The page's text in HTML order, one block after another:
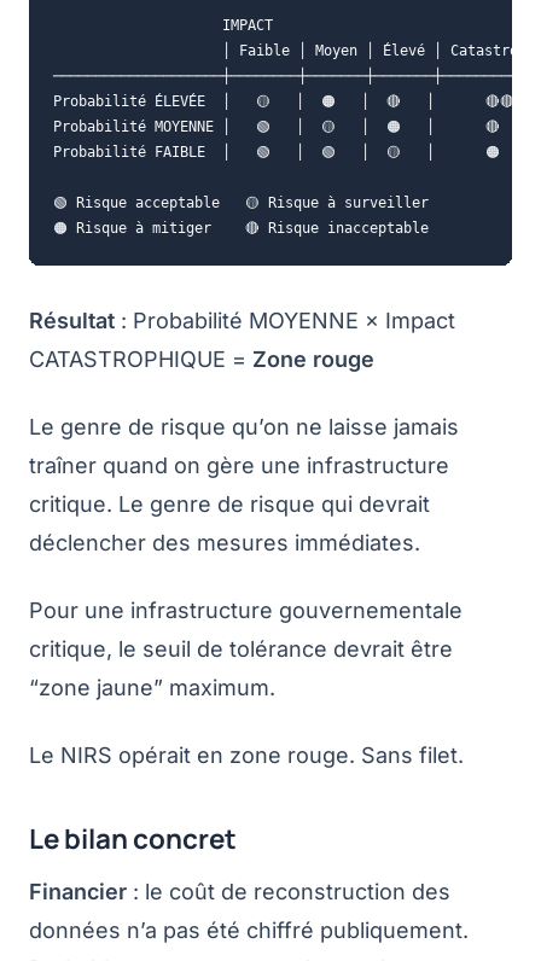
                    IMPACT
│ Faible │ Moyen │ Élevé │
Probabilité ÉLEVÉE  │   🟡   │  🟠   │  🔴   │      🔴🔴
Probabilité MOYENNE │   🟢   │  🟡   │  🟠   │      🔴
Probabilité FAIBLE  │   🟢   │  🟢   │  🟡   │      🟠
🟢 Risque acceptable   🟡 Risque à surveiller
Résultat : Probabilité MOYENNE × Impact
CATASTROPHIQUE = Zone rouge
Le genre de risque qu’on ne laisse jamais
traîner quand on gère une infrastructure
critique. Le genre de risque qui devrait
déclencher des mesures immédiates.
Pour une infrastructure gouvernementale
critique, le seuil de tolérance devrait être
“zone jaune” maximum.
Le NIRS opérait en zone rouge. Sans filet.
Le bilan concret
Financier : le coût de reconstruction des
données n’a pas été chiffré publiquement.